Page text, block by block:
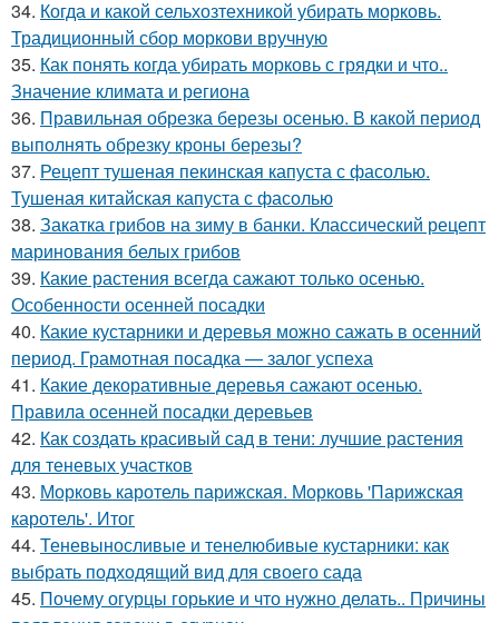
34. Когда и какой сельхозтехникой убирать морковь.
Традиционный сбор моркови вручную
35. Как понять когда убирать морковь с грядки и что..
Значение климата и региона
36. Правильная обрезка березы осенью. В какой период
выполнять обрезку кроны березы?
37. Рецепт тушеная пекинская капуста с фасолью.
Тушеная китайская капуста с фасолью
38. Закатка грибов на зиму в банки. Классический рецепт
маринования белых грибов
39. Какие растения всегда сажают только осенью.
Особенности осенней посадки
40. Какие кустарники и деревья можно сажать в осенний
период. Грамотная посадка — залог успеха
41. Какие декоративные деревья сажают осенью.
Правила осенней посадки деревьев
42. Как создать красивый сад в тени: лучшие растения
для теневых участков
43. Морковь каротель парижская. Морковь 'Парижская
каротель'. Итог
44. Теневыносливые и тенелюбивые кустарники: как
выбрать подходящий вид для своего сада
45. Почему огурцы горькие и что нужно делать.. Причины